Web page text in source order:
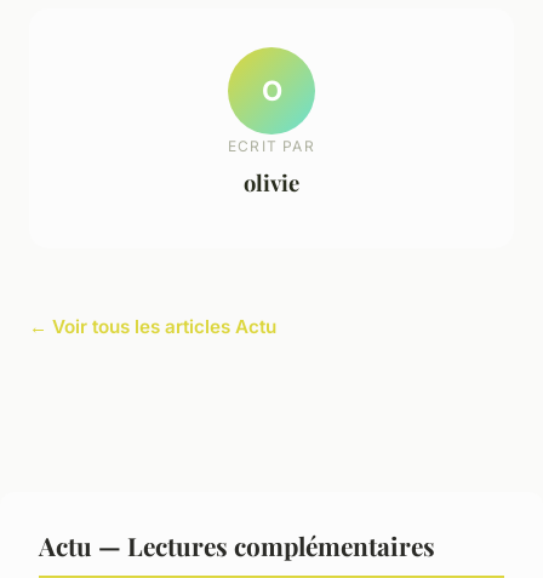
O
ECRIT PAR
olivie
← Voir tous les articles Actu
Actu — Lectures complémentaires